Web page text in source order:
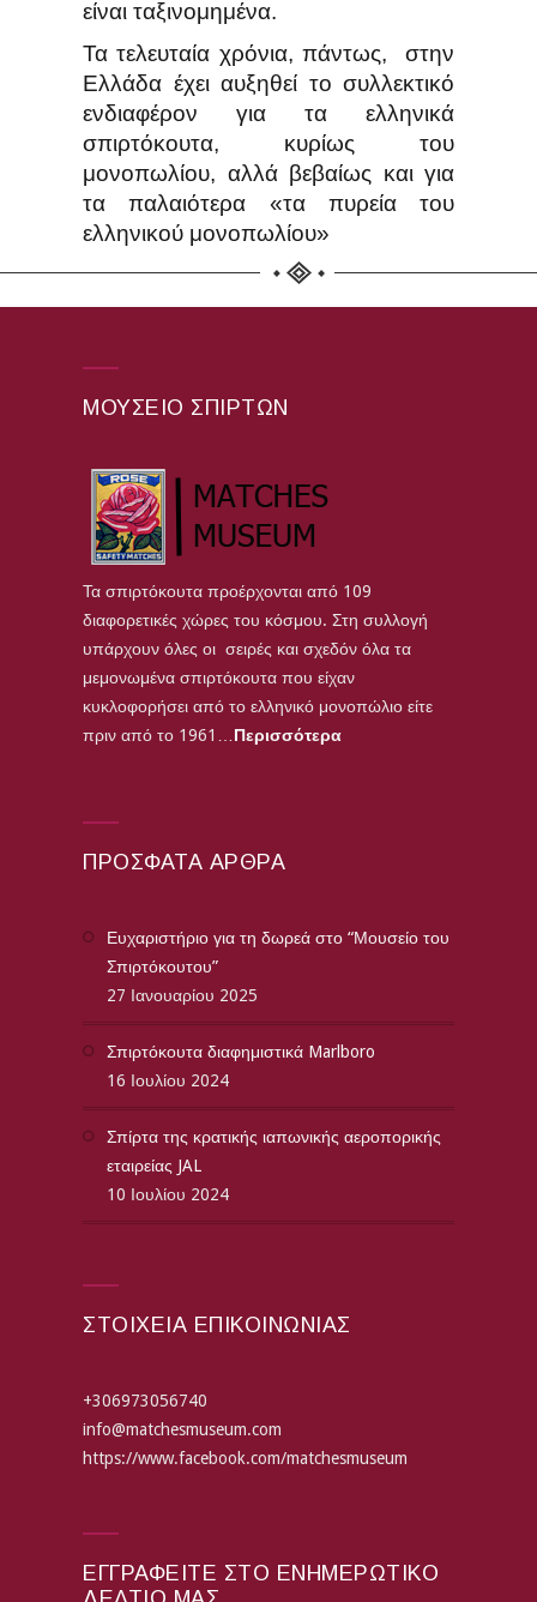
είναι ταξινομημένα.
Τα τελευταία χρόνια, πάντως, στην
Ελλάδα έχει αυξηθεί το συλλεκτικό
ενδιαφέρον για τα ελληνικά
σπιρτόκουτα, κυρίως του
μονοπωλίου, αλλά βεβαίως και για
τα παλαιότερα «τα πυρεία του
ελληνικού μονοπωλίου»
ΜΟΥΣΕΊΟ ΣΠΊΡΤΩΝ
Τα σπιρτόκουτα προέρχονται από 109
διαφορετικές χώρες του κόσμου. Στη συλλογή
υπάρχουν όλες οι σειρές και σχεδόν όλα τα
μεμονωμένα σπιρτόκουτα που είχαν
κυκλοφορήσει από το ελληνικό μονοπώλιο είτε
πριν από το 1961… Περισσότερα
ΠΡΌΣΦΑΤΑ ΆΡΘΡΑ
Ευχαριστήριο για τη δωρεά στο “Μουσείο του
Σπιρτόκουτου”
27 Ιανουαρίου 2025
Σπιρτόκουτα διαφημιστικά Marlboro
16 Ιουλίου 2024
Σπίρτα της κρατικής ιαπωνικής αεροπορικής
εταιρείας JAL
10 Ιουλίου 2024
ΣΤΟΙΧΕΙΑ ΕΠΙΚΟΙΝΩΝΙΑΣ
+306973056740
info@matchesmuseum.com
https://www.facebook.com/matchesmuseum
ΕΓΓΡΑΦΕΊΤΕ ΣΤΟ ΕΝΗΜΕΡΩΤΙΚΌ